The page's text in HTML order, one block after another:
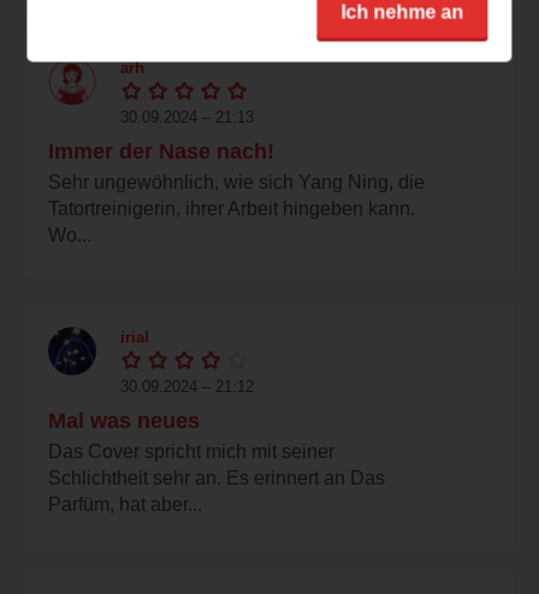
arh
30.09.2024 – 21:13
Immer der Nase nach!
Sehr ungewöhnlich, wie sich Yang Ning, die
Tatortreinigerin, ihrer Arbeit hingeben kann.
Wo...
irial
30.09.2024 – 21:12
Mal was neues
Das Cover spricht mich mit seiner
Schlichtheit sehr an. Es erinnert an Das
Parfüm, hat aber...
Ich nehme an